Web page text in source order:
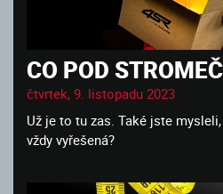
CO POD
čtvrtek, 9. listopadu 2023
Už je to tu zas. Také jste
vždy vyřešená?